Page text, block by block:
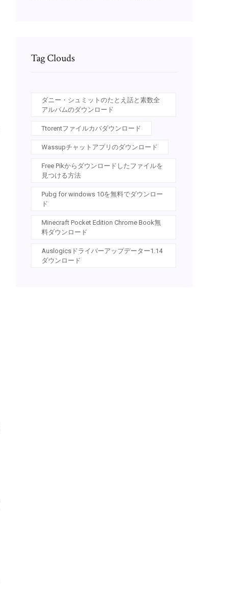
Tag Clouds
ダニー・シュミットのたとえ話と素数全
アルバムのダウンロード
Ttorentファイルカバダウンロード
Wassupチャットアプリのダウンロード
Free Pikからダウンロードしたファイルを
見つける方法
Pubg for windows 10を無料でダウンロー
ド
Minecraft Pocket Edition Chrome Book無
料ダウンロード
Auslogicsドライバーアップデーター1.14
ダウンロード